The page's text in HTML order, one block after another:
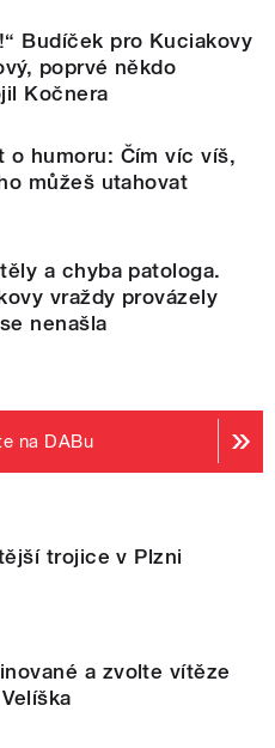
Budíček pro Kuciakovy
poprvé někdo
Kočnera
o humoru: Čím víc víš,
můžeš utahovat
a chyba patologa.
vraždy provázely
nenašla
na DABu
trojice v Plzni
a zvolte vítěze